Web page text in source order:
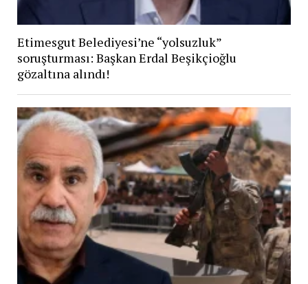
Etimesgut Belediyesi’ne “yolsuzluk”
soruşturması: Başkan Erdal Beşikçioğlu
gözaltına alındı!